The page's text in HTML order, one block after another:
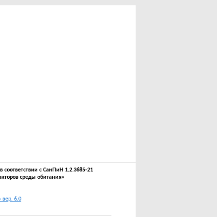
с СанПиН 1.2.3685-21
среды обитания»
вер. 6.0